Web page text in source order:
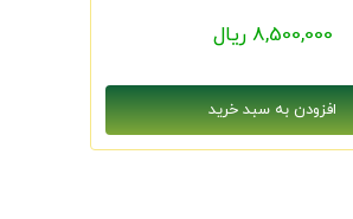
8,500,000 ریال